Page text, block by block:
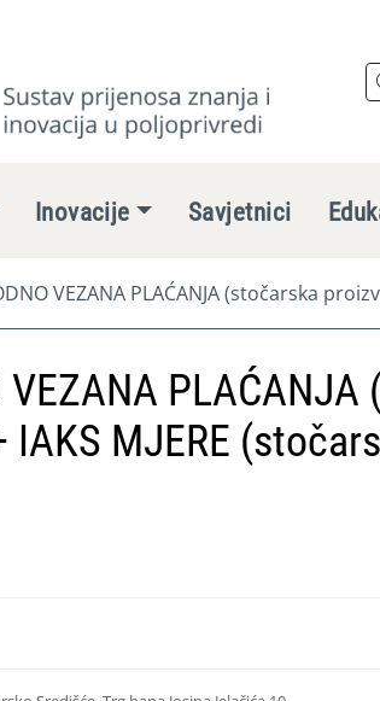
Inovacije Savjetnici
VEZANA PLAĆANJA (stočarska
VEZANA
IAKS MJERE